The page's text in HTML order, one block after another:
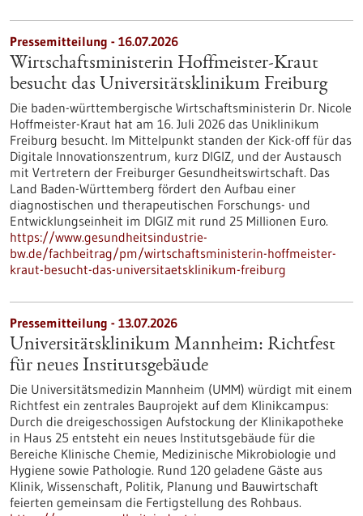
Pressemitteilung - 16.07.2026
Wirtschaftsministerin Hoffmeister-Kraut
besucht das Universitätsklinikum Freiburg
Die baden-württembergische Wirtschaftsministerin Dr. Nicole
Hoffmeister-Kraut hat am 16. Juli 2026 das Uniklinikum
Freiburg besucht. Im Mittelpunkt standen der Kick-off für das
Digitale Innovationszentrum, kurz DIGIZ, und der Austausch
mit Vertretern der Freiburger Gesundheitswirtschaft. Das
Land Baden-Württemberg fördert den Aufbau einer
diagnostischen und therapeutischen Forschungs- und
Entwicklungseinheit im DIGIZ mit rund 25 Millionen Euro.
https://www.gesundheitsindustrie-
bw.de/fachbeitrag/pm/wirtschaftsministerin-hoffmeister-
kraut-besucht-das-universitaetsklinikum-freiburg
Pressemitteilung - 13.07.2026
Universitätsklinikum Mannheim: Richtfest
für neues Institutsgebäude
Die Universitätsmedizin Mannheim (UMM) würdigt mit einem
Richtfest ein zentrales Bauprojekt auf dem Klinikcampus:
Durch die dreigeschossigen Aufstockung der Klinikapotheke
in Haus 25 entsteht ein neues Institutsgebäude für die
Bereiche Klinische Chemie, Medizinische Mikrobiologie und
Hygiene sowie Pathologie. Rund 120 geladene Gäste aus
Klinik, Wissenschaft, Politik, Planung und Bauwirtschaft
feierten gemeinsam die Fertigstellung des Rohbaus.